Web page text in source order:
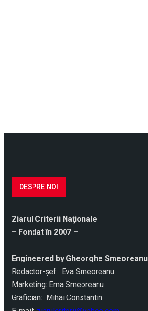
DESPRE NOI
Ziarul Criterii Naţionale
– Fondat în 2007 –
Engineered by Gheorghe Smeoreanu
Redactor-şef: Eva Smeoreanu
Marketing: Ema Smeoreanu
Grafician: Mihai Constantin